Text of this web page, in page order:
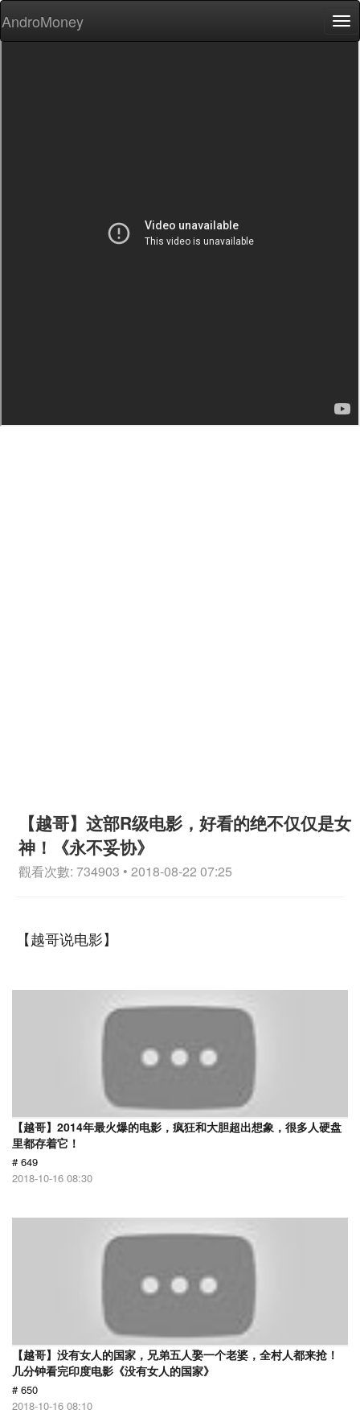
AndroMoney
【越哥】这部R级电影，好看的绝不仅仅是女
神！《永不妥协》
觀看次數: 734903 • 2018-08-22 07:25
【越哥说电影】
【越哥】2014年最火爆的电影，疯狂和大胆超出想象，很多人硬盘
里都存着它！
# 649
2018-10-16 08:30
【越哥】没有女人的国家，兄弟五人娶一个老婆，全村人都来抢！
几分钟看完印度电影《没有女人的国家》
# 650
2018-10-16 08:10